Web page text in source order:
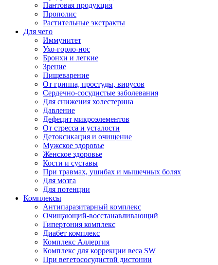
Пантовая продукция
Прополис
Растительные экстракты
Для чего
Иммунитет
Ухо-горло-нос
Бронхи и легкие
Зрение
Пищеварение
От гриппа, простуды, вирусов
Сердечно-сосудистые заболевания
Для снижения холестерина
Давление
Дефецит микроэлементов
От стресса и усталости
Детоксикация и очищение
Мужское здоровье
Женское здоровье
Кости и суставы
При травмах, ушибах и мышечных болях
Для мозга
Для потенции
Комплексы
Антипаразитарный комплекс
Очищающий-восстанавливающий
Гипертония комплекс
Диабет комплекс
Комплекс Аллергия
Комплекс для коррекции веса SW
При вегетососудистой дистонии